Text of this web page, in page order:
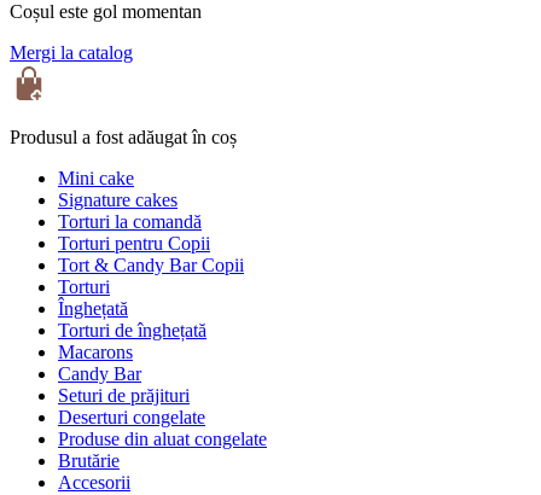
Coșul este gol momentan
Mergi la catalog
Produsul a fost adăugat în coș
Mini cake
Signature cakes
Torturi la comandă
Torturi pentru Copii
Tort & Candy Bar Copii
Torturi
Înghețată
Torturi de înghețată
Macarons
Candy Bar
Seturi de prăjituri
Deserturi congelate
Produse din aluat congelate
Brutărie
Accesorii